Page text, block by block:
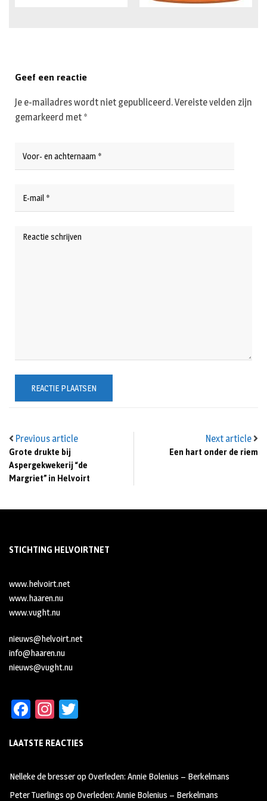
Previous article
Grote drukte bij
Aspergekwekerij “de
Margriet” in Helvoirt
Next article
Een hart onder de riem
Geef een reactie
Je e-mailadres wordt niet gepubliceerd.Vereiste velden zijn
gemarkeerd met *
STICHTING HELVOIRTNET
www.helvoirt.net
www.haaren.nu
www.vught.nu
nieuws@helvoirt.net
info@haaren.nu
nieuws@vught.nu
Fa
b
oo
k
In
ag
m
tt
LAATSTE REACTIES
Nelleke de bresseropOverleden: Annie Bolenius – Berkelmans
Peter Tuerlings opOverleden: Annie Bolenius – Berkelmans